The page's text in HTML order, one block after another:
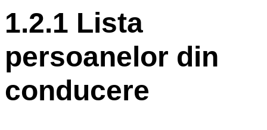
1.2.1 Lista
persoanelor din
conducere